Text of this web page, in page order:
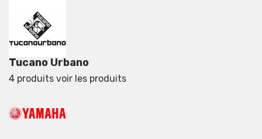
Tucano Urbano
4 produits voir les produits